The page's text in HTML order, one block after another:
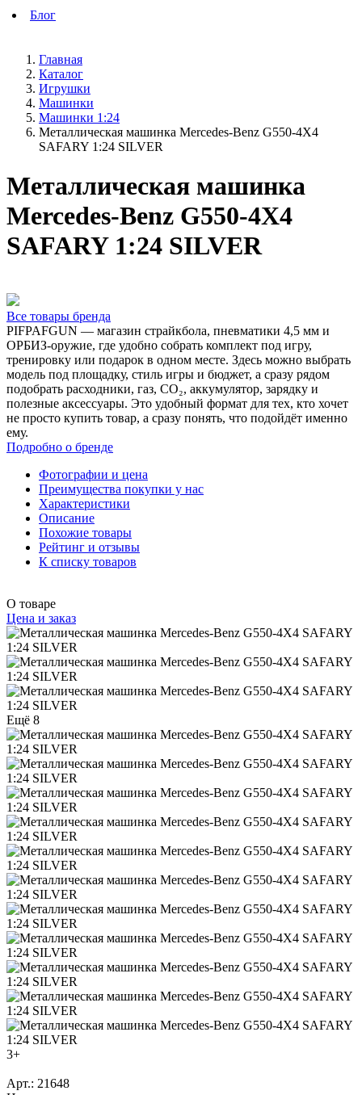
Блог
Главная
Каталог
Игрушки
Машинки
Машинки 1:24
Металлическая машинка Mercedes-Benz G550-4X4
SAFARY 1:24 SILVER
Металлическая машинка
Mercedes-Benz G550-4X4
SAFARY 1:24 SILVER
Все товары бренда
PIFPAFGUN — магазин страйкбола, пневматики 4,5 мм и
ОРБИЗ-оружие, где удобно собрать комплект под игру,
тренировку или подарок в одном месте. Здесь можно выбрать
модель под площадку, стиль игры и бюджет, а сразу рядом
подобрать расходники, газ, CO₂, аккумулятор, зарядку и
полезные аксессуары. Это удобный формат для тех, кто хочет
не просто купить товар, а сразу понять, что подойдёт именно
ему.
Подробно о бренде
Фотографии и цена
Преимущества покупки у нас
Характеристики
Описание
Похожие товары
Рейтинг и отзывы
К списку товаров
О товаре
Цена и заказ
Ещё 8
3+
Арт.: 21648